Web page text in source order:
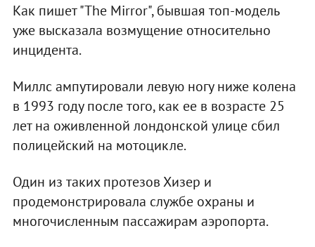
Как пишет "The Mirror", бывшая топ-модель
уже высказала возмущение относительно
инцидента.
Миллс ампутировали левую ногу ниже колена
в 1993 году после того, как ее в возрасте 25
лет на оживленной лондонской улице сбил
полицейский на мотоцикле.
Один из таких протезов Хизер и
продемонстрировала службе охраны и
многочисленным пассажирам аэропорта.